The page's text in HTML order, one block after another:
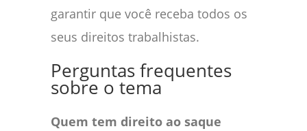
garantir que você receba todos os
seus direitos trabalhistas.
Perguntas frequentes
sobre o tema
Quem tem direito ao saque